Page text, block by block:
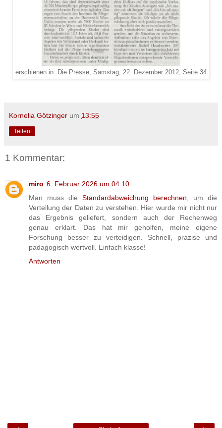
erschienen in: Die Presse, Samstag, 22. Dezember 2012, Seite 34
Kornelia Götzinger um 13:55
Teilen
1 Kommentar:
miro 6. Februar 2026 um 04:10
Man muss die Standardabweichung berechnen , um die
Verteilung der Daten zu verstehen. Hier wurde mir nicht nur
das Ergebnis geliefert, sondern auch der Rechenweg
genau erklart. Das hat mir geholfen, meine eigene
Forschung besser zu verteidigen. Schnell, prazise und
padagogisch wertvoll. Einfach klasse!
Antworten